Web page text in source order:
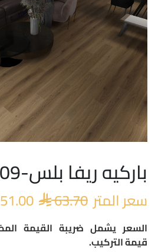
باركيه ريفا بلس-2909-صيني
سعر المتر 63.70
السعر
هو:
السعر يشمل ضريبة القيمة
قيمة التركيب.